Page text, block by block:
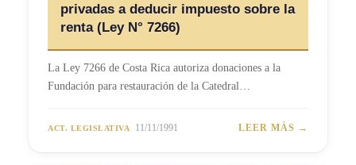
privadas a deducir impuesto sobre la
renta (Ley N° 7266)
La Ley 7266 de Costa Rica autoriza donaciones a la
Fundación para restauración de la Catedral…
ACT. LEGISLATIVA 11/11/1991 LEER MÁS →